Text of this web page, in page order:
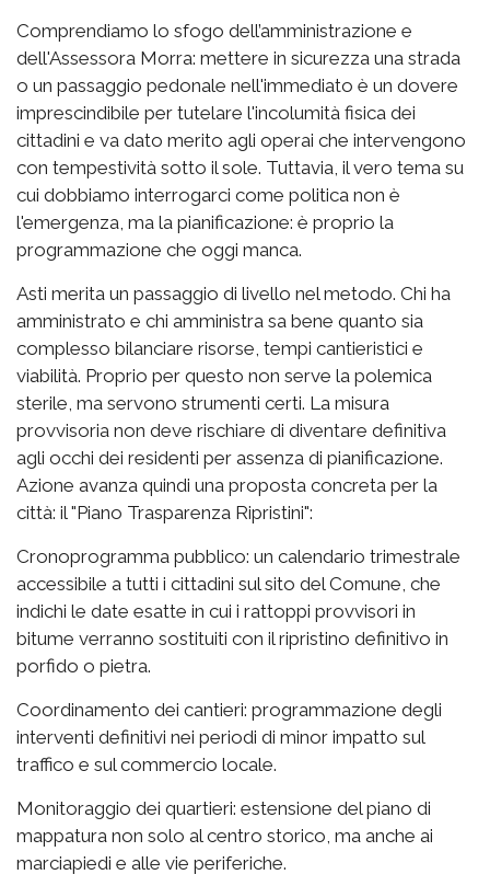
Comprendiamo lo sfogo dell’amministrazione e
dell'Assessora Morra: mettere in sicurezza una strada
o un passaggio pedonale nell'immediato è un dovere
imprescindibile per tutelare l'incolumità fisica dei
cittadini e va dato merito agli operai che intervengono
con tempestività sotto il sole. Tuttavia, il vero tema su
cui dobbiamo interrogarci come politica non è
l'emergenza, ma la pianificazione: è proprio la
programmazione che oggi manca.
Asti merita un passaggio di livello nel metodo. Chi ha
amministrato e chi amministra sa bene quanto sia
complesso bilanciare risorse, tempi cantieristici e
viabilità. Proprio per questo non serve la polemica
sterile, ma servono strumenti certi. La misura
provvisoria non deve rischiare di diventare definitiva
agli occhi dei residenti per assenza di pianificazione.
Azione avanza quindi una proposta concreta per la
città: il "Piano Trasparenza Ripristini":
Cronoprogramma pubblico: un calendario trimestrale
accessibile a tutti i cittadini sul sito del Comune, che
indichi le date esatte in cui i rattoppi provvisori in
bitume verranno sostituiti con il ripristino definitivo in
porfido o pietra.
Coordinamento dei cantieri: programmazione degli
interventi definitivi nei periodi di minor impatto sul
traffico e sul commercio locale.
Monitoraggio dei quartieri: estensione del piano di
mappatura non solo al centro storico, ma anche ai
marciapiedi e alle vie periferiche.